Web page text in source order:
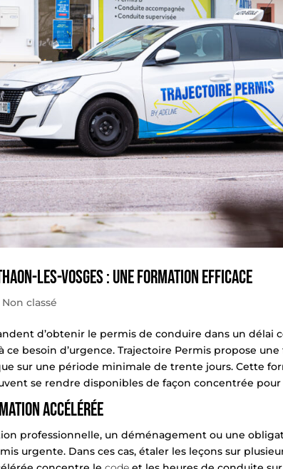
les-Vosges : une formation efficace
Non classé
d’obtenir le permis de conduire dans un délai
ce besoin d’urgence. Trajectoire Permis propose
sur une période minimale de trente jours. Cette
se rendre disponibles de façon concentrée
accélérée
professionnelle, un déménagement ou une
urgente. Dans ces cas, étaler les leçons sur